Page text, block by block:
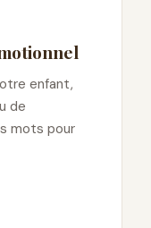
enfant,
de
mots pour